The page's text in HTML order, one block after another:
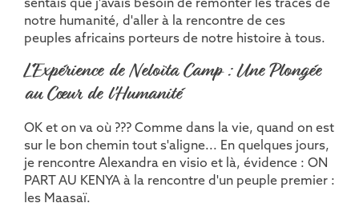
notre humanité, d'aller à la rencontre de ces
peuples africains porteurs de notre histoire à tous.
L'Expérience de Neloïta Camp : Une Plongée
au Cœur de l'Humanité
OK et on va où ??? Comme dans la vie, quand on est
sur le bon chemin tout s'aligne... En quelques jours,
je rencontre Alexandra en visio et là, évidence : ON
PART AU KENYA à la rencontre d'un peuple premier :
les Maasaï.